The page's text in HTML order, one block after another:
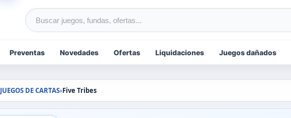
Buscar productos
Preventas Novedades Ofertas Liquidaciones Juegos dañados
JUEGOS DE CARTAS›Five Tribes